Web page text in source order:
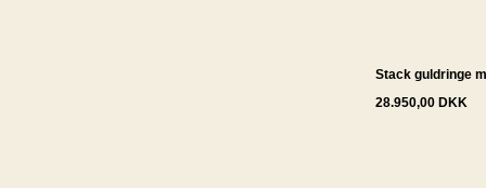
Stack guldringe
28.950,00 DKK